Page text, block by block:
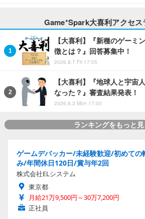
Game*Spark大喜利アクセス
【大喜利】『新種のゲーミ
徴とは？』回答募集中！
2026.8.7 Fri 17:05
【大喜利】『地球人と宇宙
なった？』審査結果発表！
2026.8.3 Mon 17:00
ランキングをもっと
ゲームデバッカー/未経験歓迎/初めて
み/年間休日120日/賞与年2回
株式会社ELシステム
東京都
月給21万9,500円～30万7,200円
正社員